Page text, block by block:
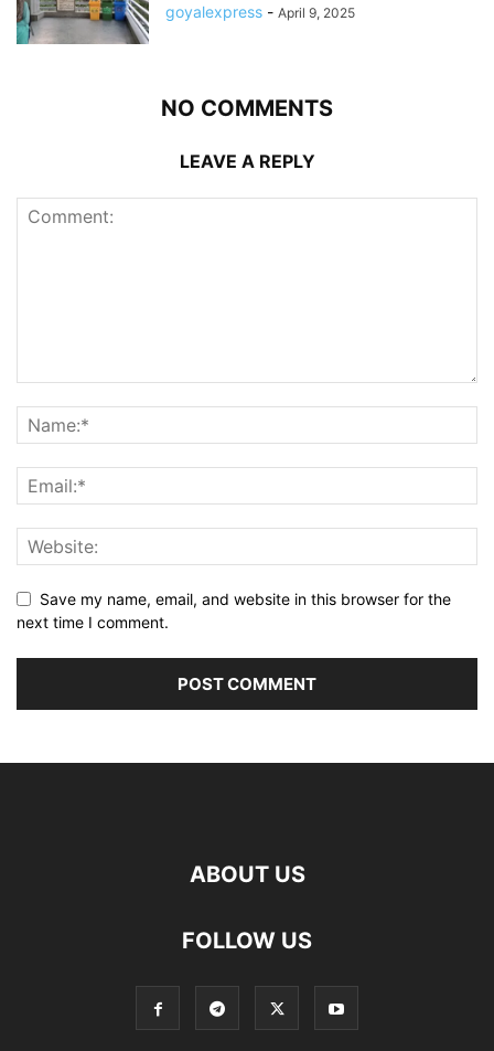
goyalexpress - April 9, 2025
NO COMMENTS
LEAVE A REPLY
Save my name, email, and website in this browser for the
next time I comment.
ABOUT US
FOLLOW US